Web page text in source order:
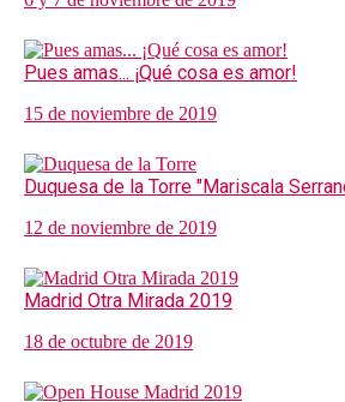
Pues amas... ¡Qué cosa es amor!
15 de noviembre de 2019
Duquesa de la Torre "Mariscala
12 de noviembre de 2019
Madrid Otra Mirada 2019
18 de octubre de 2019